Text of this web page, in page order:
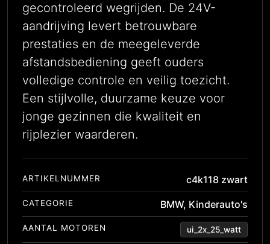
gecontroleerd wegrijden. De 24V-
aandrijving levert betrouwbare
prestaties en de meegeleverde
afstandsbediening geeft ouders
volledige controle en veilig toezicht.
Een stijlvolle, duurzame keuze voor
jonge gezinnen die kwaliteit en
rijplezier waarderen.
ARTIKELNUMMER c4k118 zwart
CATEGORIE BMW, Kinderauto's
AANTAL MOTOREN ui_2x_25_watt